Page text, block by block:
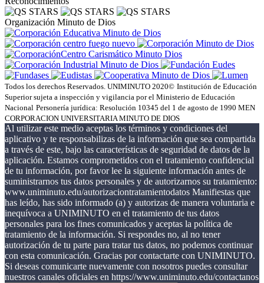
Organización Minuto de Dios
Todos los derechos Reservados. UNIMINUTO 2020© Institución de Educación
Superior sujeta a inspección y vigilancia por el Ministerio de Educación
Nacional Personería jurídica: Resolución 10345 del 1 de agosto de 1990 MEN
CORPORACION UNIVERSITARIA MINUTO DE DIOS
Al utilizar este medio aceptas los términos y condiciones del
aplicativo y te responsabilizas de la información que sea compartida
a través de este, bajo las características de seguridad de datos de la
aplicación. Estamos comprometidos con el tratamiento confidencial
de tu información, por favor lee la siguiente información antes de
suministrarnos tus datos personales y de autorizarnos su tratamiento:
www.uniminuto.edu/autorizaciontratamientodatos Manifiestas que
has leído, has sido informado (a) y autorizas de manera voluntaria e
inequívoca a UNIMINUTO en el tratamiento de tus datos
personales para los fines comunicados y aceptas la política de
tratamiento de la información. Si respondes no, al no tener
autorización de tu parte para tratar tus datos, no podemos continuar
con esta comunicación. Gracias por contactarte con UNIMINUTO.
Si deseas comunicarte nuevamente con nosotros puedes consultar
nuestros canales oficiales en https://www.uniminuto.edu/contactanos